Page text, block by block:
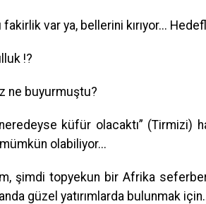
var ya, bellerini kırıyor...
!?
ne buyurmuştu?
küfür olacaktı” (Tirmizi)
olabiliyor...
şimdi topyekun bir Afrika
güzel yatırımlarda bulunmak